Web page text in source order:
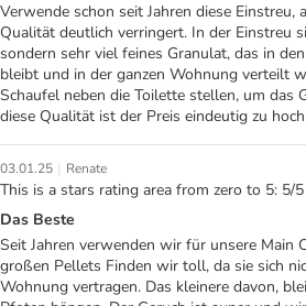
Verwende schon seit Jahren diese Einstreu,
Qualität deutlich verringert. In der Einstreu
sondern sehr viel feines Granulat, das in
bleibt und in der ganzen Wohnung verteilt
Schaufel neben die Toilette stellen, um das
diese Qualität ist der Preis eindeutig zu
03.01.25 | Renate
This is a stars rating area from zero to 5: 5/5
Das Beste
Seit Jahren verwenden wir für unsere Main
großen Pellets Finden wir toll, da sie sich
Wohnung vertragen. Das kleinere davon,